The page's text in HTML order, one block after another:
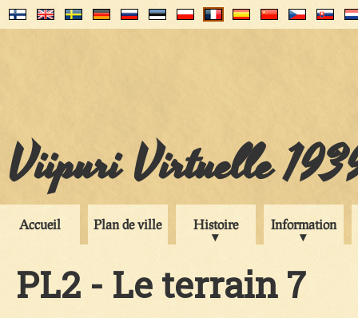
Viipuri Virtuelle
Accueil Plan de ville Histoire Information
PL2 - Le terrain 7